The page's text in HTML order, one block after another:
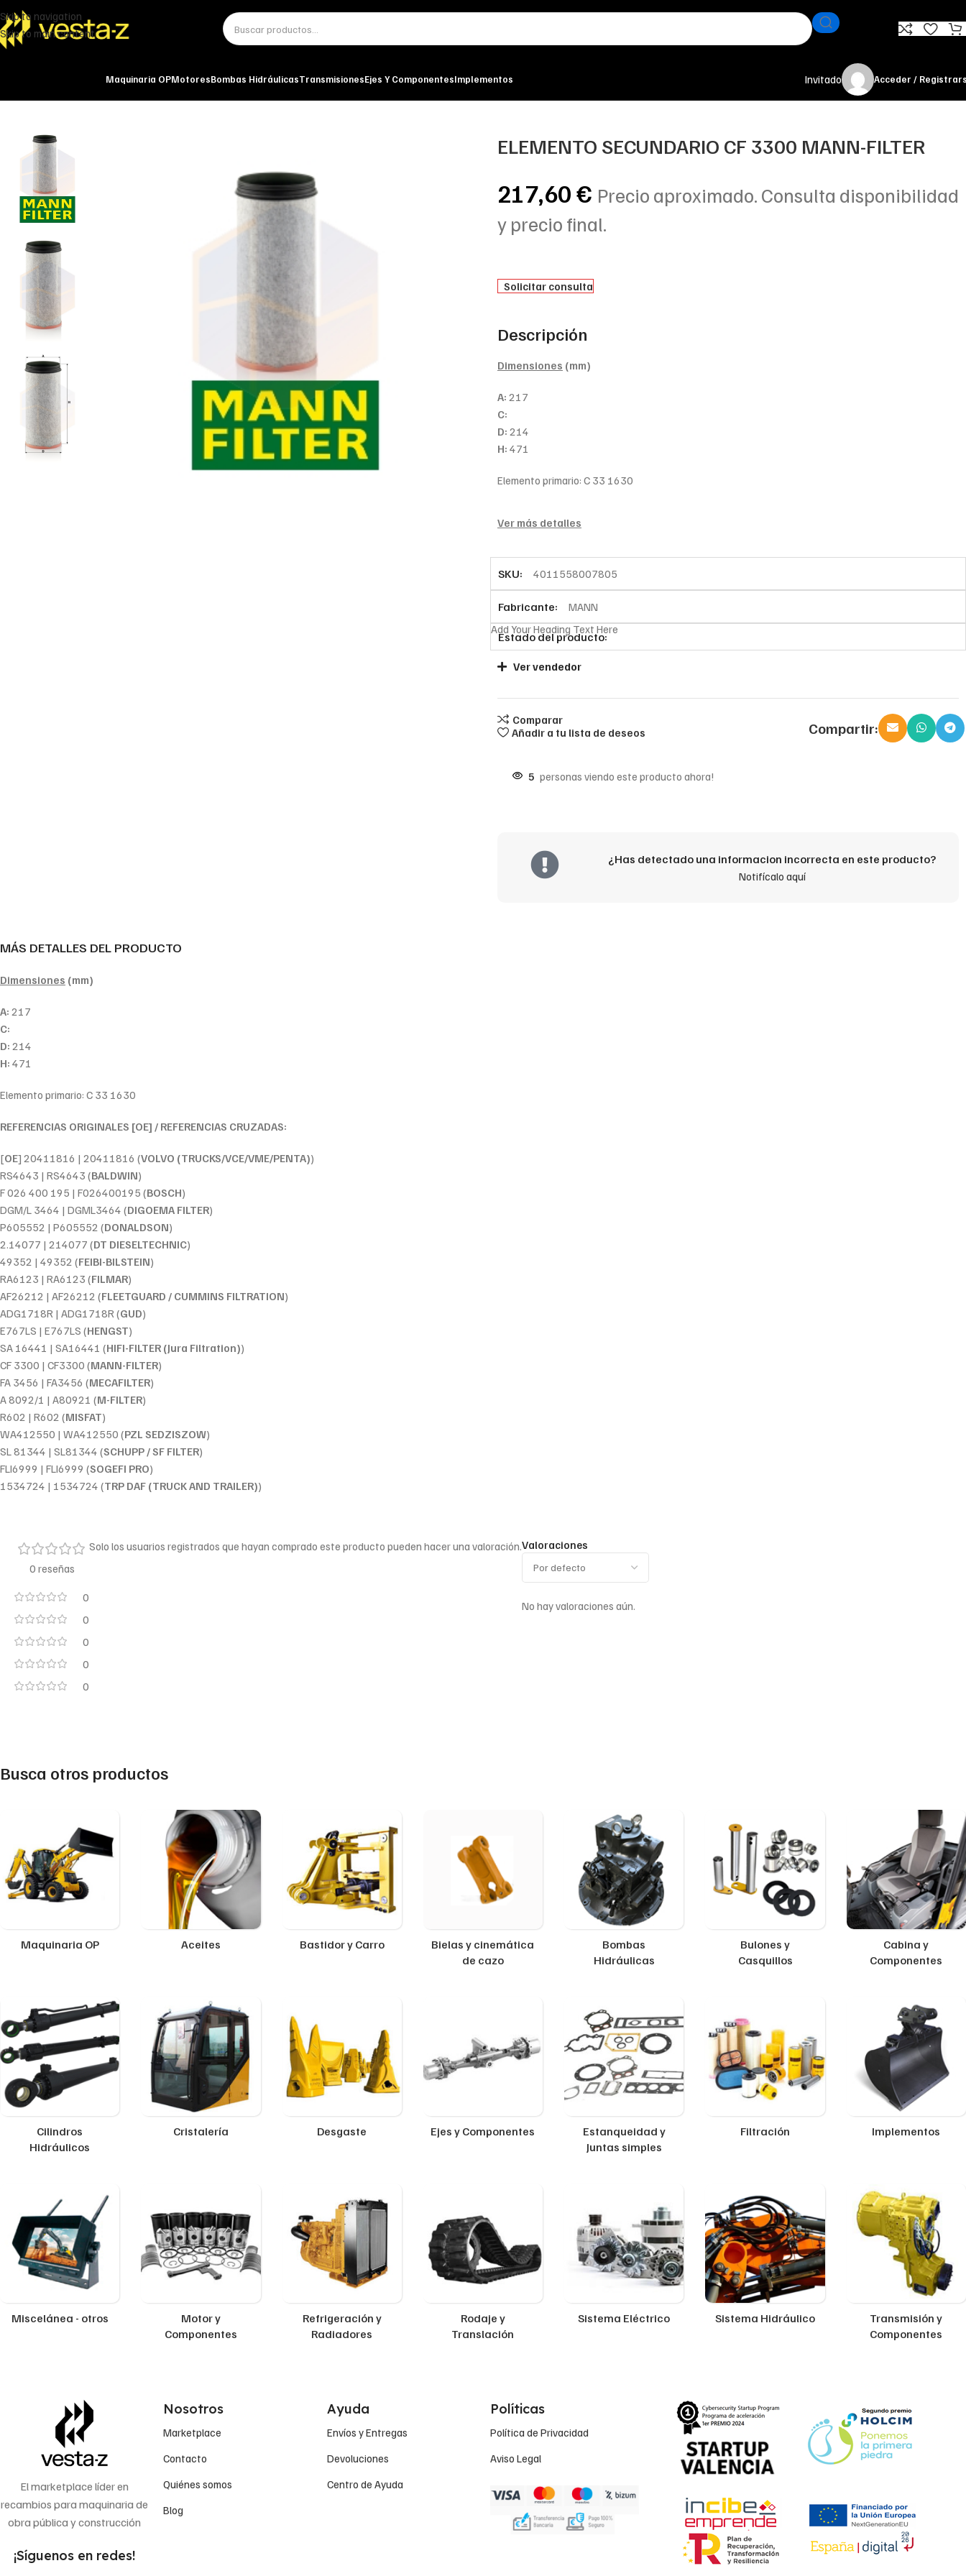
Skip to navigation
Skip to main content
Maquinaria OPMotoresBombas HidráulicasTransmisionesEjes Y ComponentesImplementos Invitado Acceder /
ELEMENTO SECUNDARIO CF 3300 MANN-FILTER
217,60€ Precio aproximado. Consulta disponibilidad
y precio final.
Solicitar consulta
Descripción
Dimensiones (mm)
A: 217
C:
D: 214
H: 471
Elemento primario: C 33 1630
Ver más detalles
SKU: 4011558007805
Fabricante: MANN
Estado del producto:
Add Your Heading Text Here
Ver vendedor
Comparar
Añadir a tu lista de deseos
Compartir:
5 personas viendo este producto ahora!
¿Has detectado una informacion incorrecta en este producto?
Notifícalo aquí
MÁS DETALLES DEL PRODUCTO
Dimensiones (mm)
A: 217
C:
D: 214
H: 471
Elemento primario: C 33 1630
REFERENCIAS ORIGINALES [OE] / REFERENCIAS CRUZADAS:
[OE] 20411816 | 20411816 (VOLVO (TRUCKS/VCE/VME/PENTA))
RS4643 | RS4643 (BALDWIN)
F 026 400 195 | F026400195 (BOSCH)
DGM/L 3464 | DGML3464 (DIGOEMA FILTER)
P605552 | P605552 (DONALDSON)
2.14077 | 214077 (DT DIESELTECHNIC)
49352 | 49352 (FEIBI-BILSTEIN)
RA6123 | RA6123 (FILMAR)
AF26212 | AF26212 (FLEETGUARD / CUMMINS FILTRATION)
ADG1718R | ADG1718R (GUD)
E767LS | E767LS (HENGST)
SA 16441 | SA16441 (HIFI-FILTER (Jura Filtration))
CF 3300 | CF3300 (MANN-FILTER)
FA 3456 | FA3456 (MECAFILTER)
A 8092/1 | A80921 (M-FILTER)
R602 | R602 (MISFAT)
WA412550 | WA412550 (PZL SEDZISZOW)
SL 81344 | SL81344 (SCHUPP / SF FILTER)
FLI6999 | FLI6999 (SOGEFI PRO)
1534724 | 1534724 (TRP DAF (TRUCK AND TRAILER))
0 reseñas
0
0
0
0
0
Valoraciones
No hay valoraciones aún.
Solo los usuarios registrados que hayan comprado este producto pueden hacer una valoración.
Busca otros productos
Maquinaria OP Aceites Bastidor y Carro
Bielas y cinemática
de cazo
Bombas
Hidráulicas
Bulones y
Casquillos
Cabina y
Componentes
Cilindros
Hidráulicos
Cristalería Desgaste Ejes y Componentes
Estanqueidad y
Juntas simples
Filtración Implementos
Miscelánea - otros
Motor y
Componentes
Refrigeración y
Radiadores
Rodaje y
Translación
Sistema Eléctrico Sistema Hidráulico
Transmisión y
Componentes
El marketplace líder en
recambios para maquinaria de
obra pública y construcción
¡Síguenos en redes!
Nosotros
Marketplace
Contacto
Quiénes somos
Blog
Ayuda
Envíos y Entregas
Devoluciones
Centro de Ayuda
Políticas
Política de Privacidad
Aviso Legal